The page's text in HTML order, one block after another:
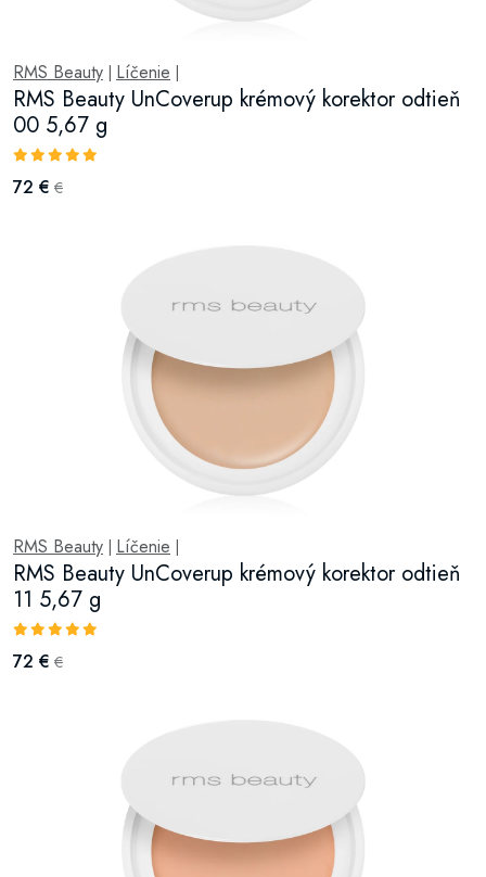
RMS Beauty Líčenie
RMS Beauty UnCoverup krémový korektor odtieň
00 5,67 g
72 € €
RMS Beauty Líčenie
RMS Beauty UnCoverup krémový korektor odtieň
11 5,67 g
72 € €